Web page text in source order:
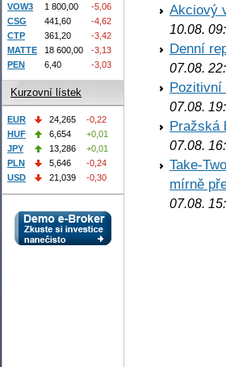
Akciový
10.08.
Denní
07.08.
Pozitivní
07.08.
Pražská
07.08.
Take-
mírně
07.08.
VOW3 1 800,00
-5,06
CSG
441,60
-4,62
CTP
361,20
-3,42
MATTE
18 600,00
-3,13
PEN
6,40 -3,03
Kurzovní lístek
EUR 24,265
-0,22
HUF
6,654
+0,01
JPY
13,286
+0,01
PLN
5,646
-0,24
USD
21,039 -0,30